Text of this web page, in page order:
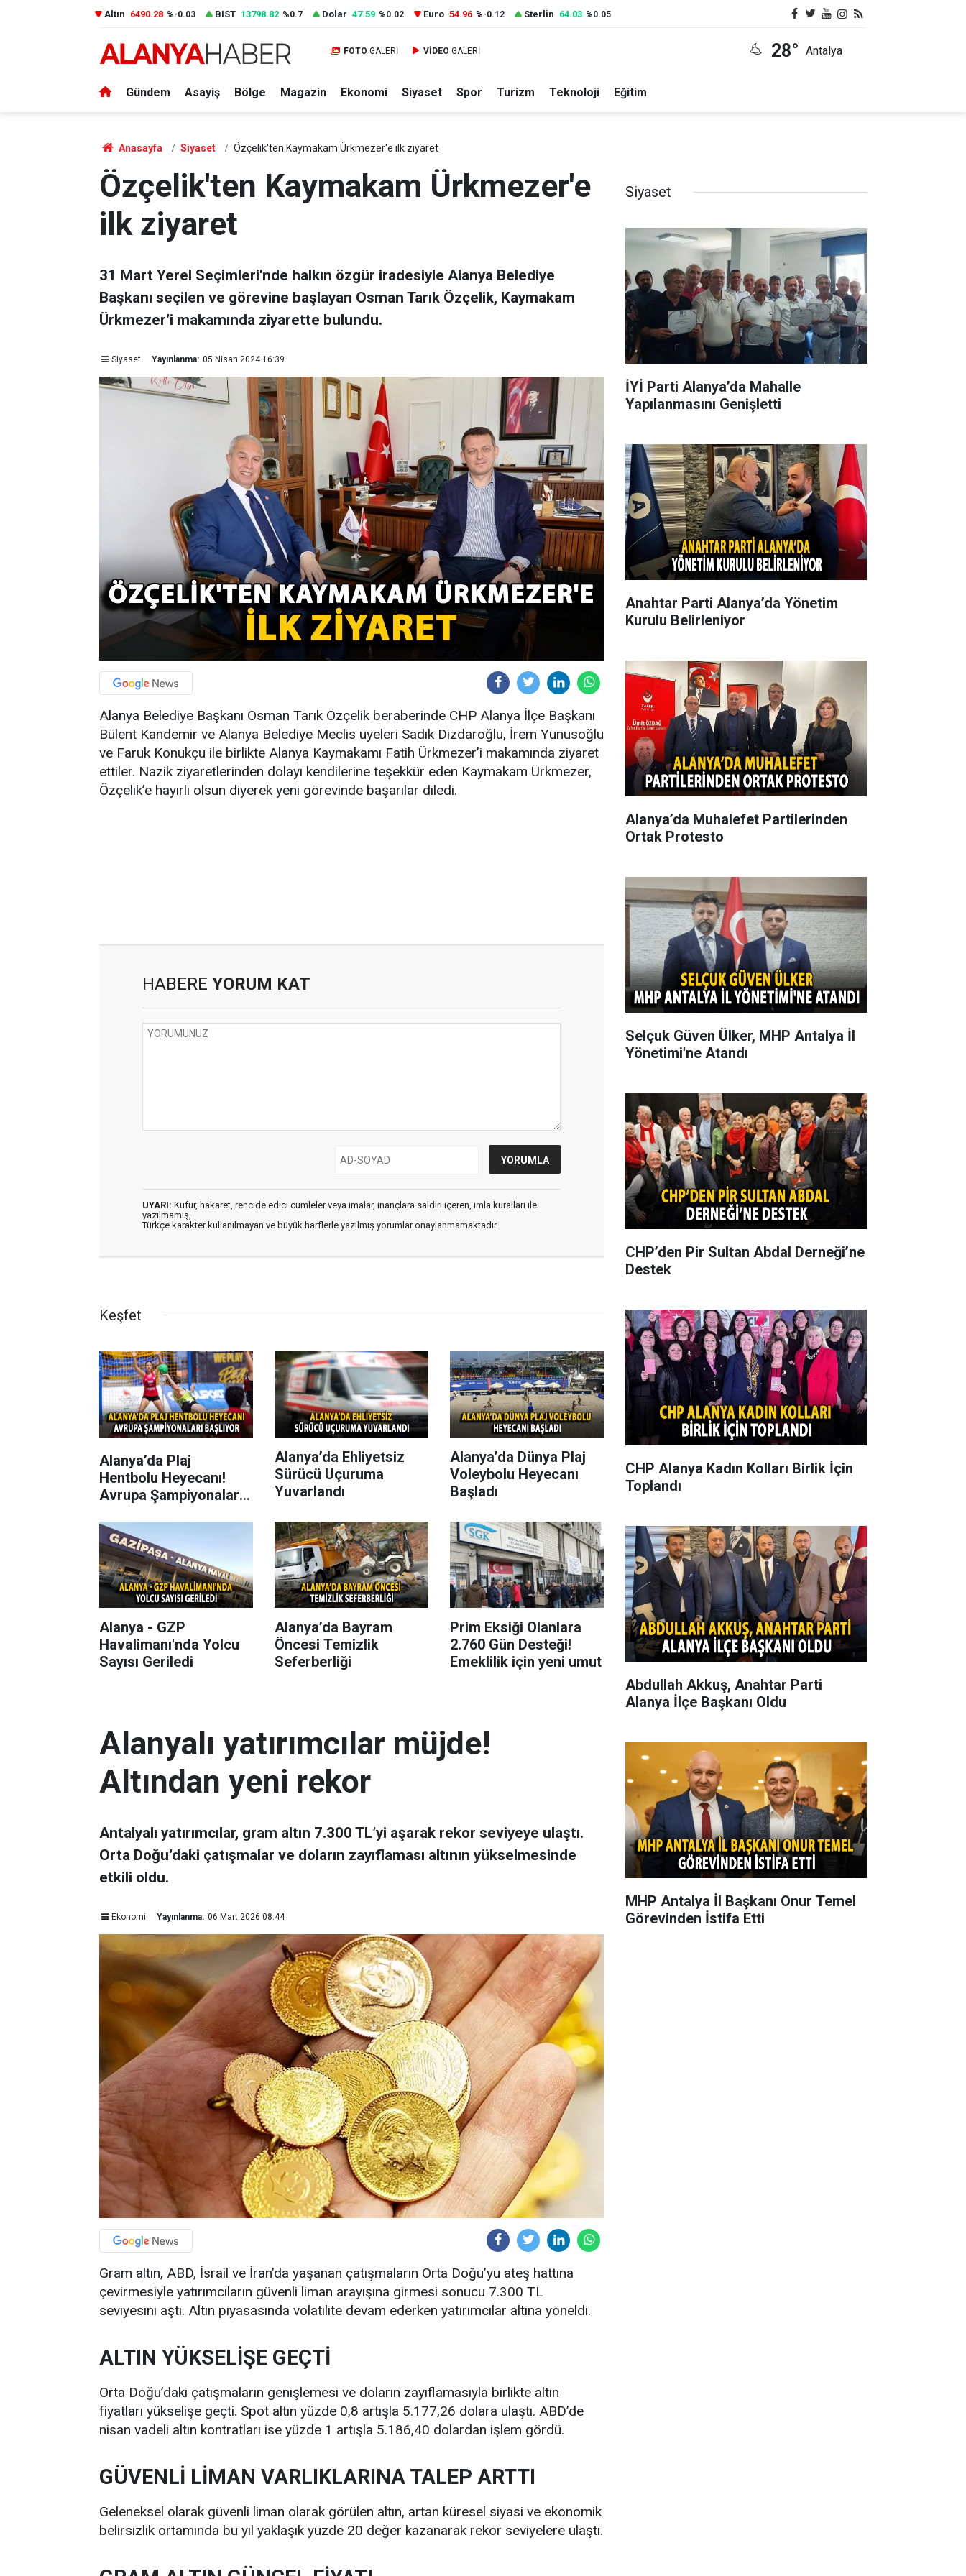
Altın 6490.28 %-0.03 BIST 13798.82 %0.7 Dolar 47.59 %0.02 Euro 54.96 %-0.12 Sterlin 64.03 %0.05
FOTO GALERİ VİDEO GALERİ 28° Antalya
Gündem Asayiş Bölge Magazin Ekonomi Siyaset Spor Turizm Teknoloji Eğitim
Anasayfa Siyaset Özçelik'ten Kaymakam Ürkmezer'e ilk ziyaret
Özçelik'ten Kaymakam Ürkmezer'e
ilk ziyaret
31 Mart Yerel Seçimleri'nde halkın özgür iradesiyle Alanya Belediye
Başkanı seçilen ve görevine başlayan Osman Tarık Özçelik, Kaymakam
Ürkmezer’i makamında ziyarette bulundu.
Siyaset Yayınlanma: 05 Nisan 2024 16:39
Alanya Belediye Başkanı Osman Tarık Özçelik beraberinde CHP Alanya İlçe Başkanı
Bülent Kandemir ve Alanya Belediye Meclis üyeleri Sadık Dizdaroğlu, İrem Yunusoğlu
ve Faruk Konukçu ile birlikte Alanya Kaymakamı Fatih Ürkmezer’i makamında ziyaret
ettiler. Nazik ziyaretlerinden dolayı kendilerine teşekkür eden Kaymakam Ürkmezer,
Özçelik’e hayırlı olsun diyerek yeni görevinde başarılar diledi.
HABERE YORUM KAT
UYARI: Küfür, hakaret, rencide edici cümleler veya imalar, inançlara saldırı içeren, imla kuralları ile
yazılmamış,
Türkçe karakter kullanılmayan ve büyük harflerle yazılmış yorumlar onaylanmamaktadır.
Keşfet
Alanya’da Plaj
Hentbolu Heyecanı!
Avrupa Şampiyonaları
Alanya’da Ehliyetsiz
Sürücü Uçuruma
Yuvarlandı
Alanya’da Dünya Plaj
Voleybolu Heyecanı
Başladı
Alanya - GZP
Havalimanı'nda Yolcu
Sayısı Geriledi
Alanya’da Bayram
Öncesi Temizlik
Seferberliği
Prim Eksiği Olanlara
2.760 Gün Desteği!
Emeklilik için yeni umut
Alanyalı yatırımcılar müjde!
Altından yeni rekor
Antalyalı yatırımcılar, gram altın 7.300 TL’yi aşarak rekor seviyeye ulaştı.
Orta Doğu’daki çatışmalar ve doların zayıflaması altının yükselmesinde
etkili oldu.
Ekonomi Yayınlanma: 06 Mart 2026 08:44
Gram altın, ABD, İsrail ve İran’da yaşanan çatışmaların Orta Doğu’yu ateş hattına
çevirmesiyle yatırımcıların güvenli liman arayışına girmesi sonucu 7.300 TL
seviyesini aştı. Altın piyasasında volatilite devam ederken yatırımcılar altına yöneldi.
ALTIN YÜKSELİŞE GEÇTİ
Orta Doğu’daki çatışmaların genişlemesi ve doların zayıflamasıyla birlikte altın
fiyatları yükselişe geçti. Spot altın yüzde 0,8 artışla 5.177,26 dolara ulaştı. ABD’de
nisan vadeli altın kontratları ise yüzde 1 artışla 5.186,40 dolardan işlem gördü.
GÜVENLİ LİMAN VARLIKLARINA TALEP ARTTI
Geleneksel olarak güvenli liman olarak görülen altın, artan küresel siyasi ve ekonomik
belirsizlik ortamında bu yıl yaklaşık yüzde 20 değer kazanarak rekor seviyelere ulaştı.
Siyaset
İYİ Parti Alanya’da Mahalle
Yapılanmasını Genişletti
Anahtar Parti Alanya’da Yönetim
Kurulu Belirleniyor
Alanya’da Muhalefet Partilerinden
Ortak Protesto
Selçuk Güven Ülker, MHP Antalya İl
Yönetimi'ne Atandı
CHP’den Pir Sultan Abdal Derneği’ne
Destek
CHP Alanya Kadın Kolları Birlik İçin
Toplandı
Abdullah Akkuş, Anahtar Parti
Alanya İlçe Başkanı Oldu
MHP Antalya İl Başkanı Onur Temel
Görevinden İstifa Etti